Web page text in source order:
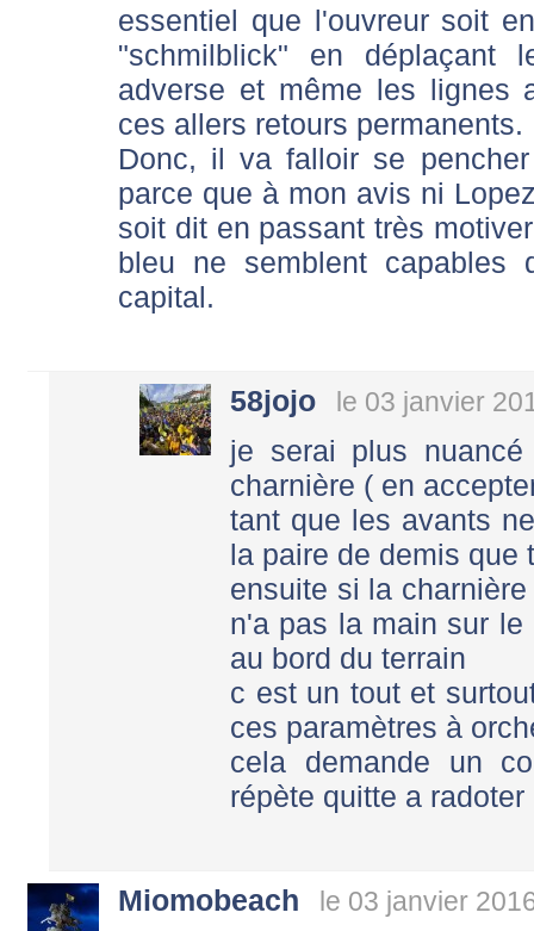
essentiel que l'ouvreur soit
"schmilblick" en
adverse et même les lignes
ces allers retours permanents.
Donc, il va falloir se
parce que à mon avis ni
soit dit en passant très
bleu ne semblent capables
capital.
58jojo le 03 janvier
je serai plus
charnière ( en
tant que les avants
la paire de demis que
ensuite si la
n'a pas la main sur
au bord du terrain
c est un tout et
ces paramètres à
cela demande un
répète quitte a radoter
Miomobeach le 03 janvier